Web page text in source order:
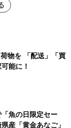
物を 「配送」「買
能に！
「魚の日限定セー
産「黄金あなご」